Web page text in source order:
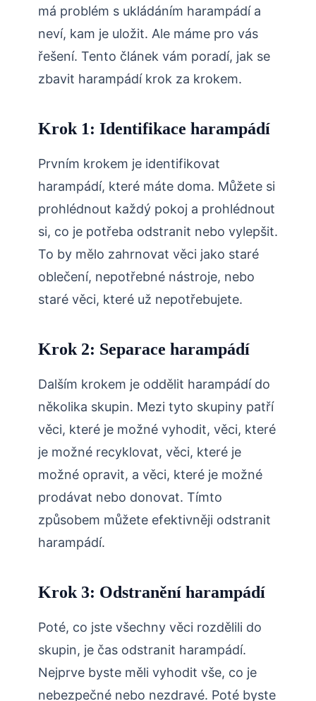
má problém s ukládáním harampádí a
neví, kam je uložit. Ale máme pro vás
řešení. Tento článek vám poradí, jak se
zbavit harampádí krok za krokem.
Krok 1: Identifikace harampádí
Prvním krokem je identifikovat
harampádí, které máte doma. Můžete si
prohlédnout každý pokoj a prohlédnout
si, co je potřeba odstranit nebo vylepšit.
To by mělo zahrnovat věci jako staré
oblečení, nepotřebné nástroje, nebo
staré věci, které už nepotřebujete.
Krok 2: Separace harampádí
Dalším krokem je oddělit harampádí do
několika skupin. Mezi tyto skupiny patří
věci, které je možné vyhodit, věci, které
je možné recyklovat, věci, které je
možné opravit, a věci, které je možné
prodávat nebo donovat. Tímto
způsobem můžete efektivněji odstranit
harampádí.
Krok 3: Odstranění harampádí
Poté, co jste všechny věci rozdělili do
skupin, je čas odstranit harampádí.
Nejprve byste měli vyhodit vše, co je
nebezpečné nebo nezdravé. Poté byste